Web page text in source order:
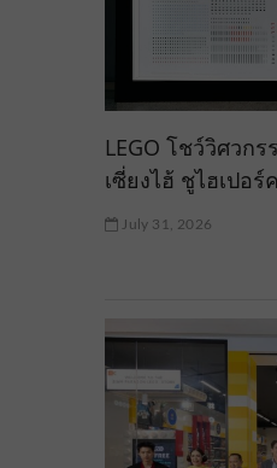
LEGO โชว์วิศวก
เซี่ยงไฮ้ ชูไฮเปอ
July 31, 2026